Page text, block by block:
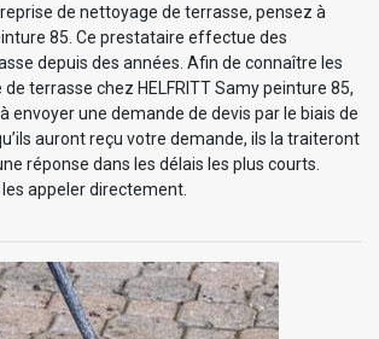
de nettoyage de terrasse, pensez à
85. Ce prestataire effectue des
depuis des années. Afin de connaître les
terrasse chez HELFRITT Samy peinture 85,
envoyer une demande de devis par le biais de
auront reçu votre demande, ils la traiteront
réponse dans les délais les plus courts.
appeler directement.